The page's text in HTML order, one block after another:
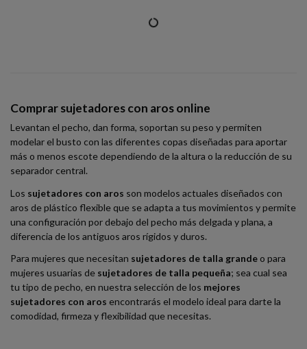
Comprar sujetadores con aros online
Levantan el pecho, dan forma, soportan su peso y permiten
modelar el busto con las diferentes copas diseñadas para aportar
más o menos escote dependiendo de la altura o la reducción de su
separador central.
Los sujetadores con aros son modelos actuales diseñados con
aros de plástico flexible que se adapta a tus movimientos y permite
una configuración por debajo del pecho más delgada y plana, a
diferencia de los antiguos aros rígidos y duros.
Para mujeres que necesitan sujetadores de talla grande o para
mujeres usuarias de sujetadores de talla pequeña; sea cual sea
tu tipo de pecho, en nuestra selección de los mejores
sujetadores con aros encontrarás el modelo ideal para darte la
comodidad, firmeza y flexibilidad que necesitas.